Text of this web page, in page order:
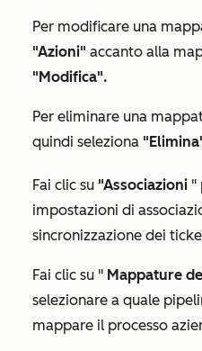
Per modificare una
"Azioni" accanto alla
"Modifica".
Per eliminare una
quindi seleziona
Fai clic su "Associazioni "
impostazioni di
sincronizzazione dei
Fai clic su " Mappature
selezionare a quale
mappare il processo